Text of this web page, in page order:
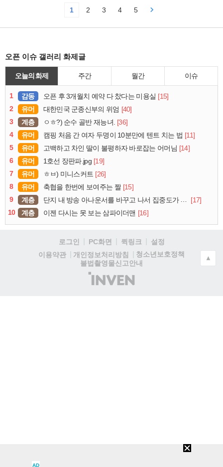
1 2 3 4 5
오픈 이슈 갤러리 화제글
오늘의 화제 주간 월간 이슈
1 감동 오픈 후 3개월치 예약 다 찼다는 미용실 [15]
2
유머 대한민국 군종신부의 위엄 [40]
3
계층 ㅇㅎ?) 순수 골반 재능녀. [36]
4
유머 캠핑 처음 간 여자 두명이 10분만에 텐트 치는 법 [11]
5
유머 고백하고 차인 딸이 불평하자 바로잡는 어머님 [14]
6
유머 1호선 장판파.jpg [19]
7
유머 ㅎㅂ) 미니스커트 [26]
8
유머 축협을 한번에 보여주는 짤 [15]
9
계층 단지 내 방송 아나운서를 바꾸고 나서 집중도가 확 올라갔다는 한 아파트의 안내방송
[17]
10
계층 이젠 다시는 못 보는 삼파이더맨 [16]
로그인 PC화면 퀵링크
설정
이용약관
개인정보처리방침
청소년보호정책
불법촬영물신고안내
(주)
인
▲
AD